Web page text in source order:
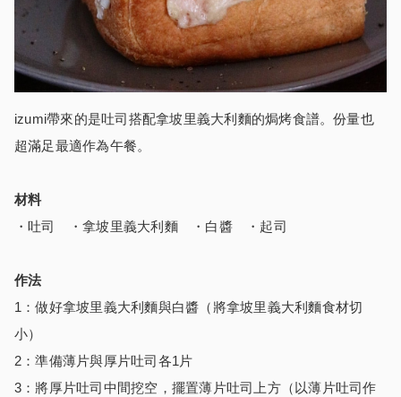
izumi帶來的是吐司搭配拿坡里義大利麵的焗烤食譜。份量也
超滿足最適作為午餐。
材料
・吐司 ・拿坡里義大利麵 ・白醬 ・起司
作法
1：做好拿坡里義大利麵與白醬（將拿坡里義大利麵食材切
小）
2：準備薄片與厚片吐司各1片
3：將厚片吐司中間挖空，擺置薄片吐司上方（以薄片吐司作